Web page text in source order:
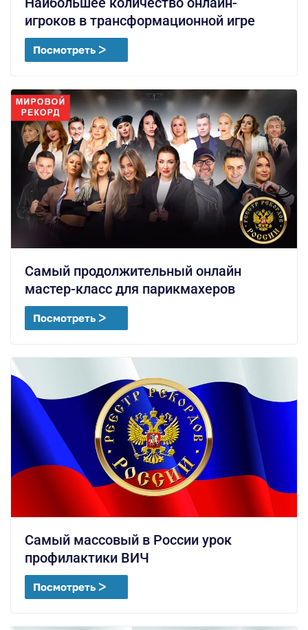
игроков в трансформационной игре
Посмотреть ᐳ
Самый продолжительный онлайн
мастер-класс для парикмахеров
Посмотреть ᐳ
Самый массовый в России урок
профилактики ВИЧ
Посмотреть ᐳ